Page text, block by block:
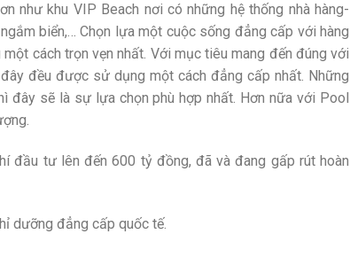
như khu VIP Beach nơi có những hệ thống nhà hàng-
biển,… Chọn lựa một cuộc sống đẳng cấp với hàng
cách trọn vẹn nhất. Với mục tiêu mang đến đúng với
đều được sử dụng một cách đẳng cấp nhất. Những
đây sẽ là sự lựa chọn phù hợp nhất. Hơn nữa với Pool
đầu tư lên đến 600 tỷ đồng, đã và đang gấp rút hoàn
dưỡng đẳng cấp quốc tế.